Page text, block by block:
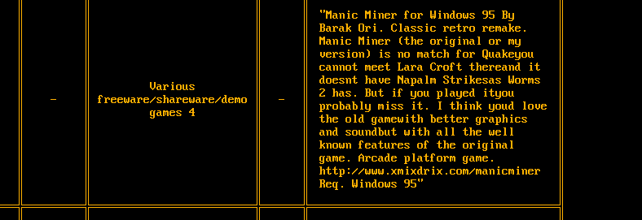
-
Various
freeware/shareware/demo
games 4
-
"Manic Miner for Windows 95 By
Barak Ori. Classic retro remake.
Manic Miner (the original or my
version) is no match for Quakeyou
cannot meet Lara Croft thereand it
doesnt have Napalm Strikesas Worms
2 has. But if you played ityou
probably miss it. I think youd love
the old gamewith better graphics
and soundbut with all the well
known features of the original
game. Arcade platform game.
http://www.xmixdrix.com/manicminer
Req. Windows 95"